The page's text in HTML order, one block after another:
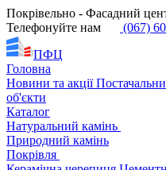
Покрівельно - Фасадний
Телефонуйте нам
(067)
ПФЦ
Головна
Новини та акції
об'єкти
Каталог
Натуральний камінь
Природний камінь
Покрівля